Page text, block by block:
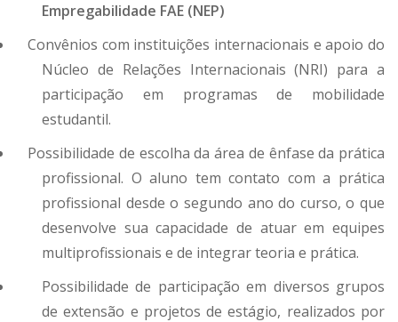
Empregabilidade FAE (NEP)
Convênios com instituições internacionais e apoio do
Núcleo de Relações Internacionais (NRI) para a
participação em programas de mobilidade
estudantil.
Possibilidade de escolha da área de ênfase da prática
profissional. O aluno tem contato com a prática
profissional desde o segundo ano do curso, o que
desenvolve sua capacidade de atuar em equipes
multiprofissionais e de integrar teoria e prática.
Possibilidade de participação em diversos grupos
de extensão e projetos de estágio, realizados por